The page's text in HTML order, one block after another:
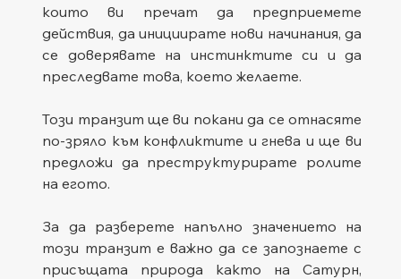
които ви пречат да предприемете
действия, да инициирате нови начинания, да
се доверявате на инстинктите си и да
преследвате това, което желаете.
Този транзит ще ви покани да се отнасяте
по-зряло към конфликтите и гнева и ще ви
предложи да преструктурирате ролите
на егото.
За да разберете напълно значението на
този транзит е важно да се запознаете с
присъщата природа както на Сатурн,